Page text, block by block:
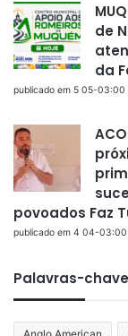
de
da
publicado em 5 05-
povoados Faz
publicado em 4 04-
Palavras-chave